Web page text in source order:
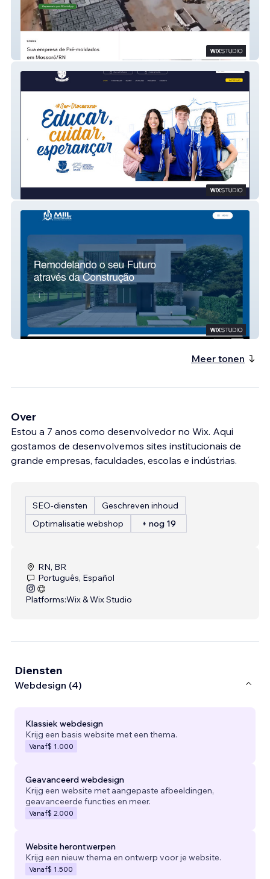
Oeste Verde
Colégio Diocesano
Miil Engenharia
Meer tonen
Over
Estou a 7 anos como desenvolvedor no Wix. Aqui
gostamos de desenvolvemos sites institucionais de
grande empresas, faculdades, escolas e indústrias.
SEO-diensten
Geschreven inhoud
Optimalisatie webshop
+ nog 19
RN, BR
Português, Español
Platforms:Wix & Wix Studio
Diensten
Webdesign (4)
Klassiek webdesign
Krijg een basis website met een thema.
Vanaf$ 1.000
Geavanceerd webdesign
Krijg een website met aangepaste afbeeldingen,
geavanceerde functies en meer.
Vanaf$ 2.000
Website herontwerpen
Krijg een nieuw thema en ontwerp voor je website.
Vanaf$ 1.500